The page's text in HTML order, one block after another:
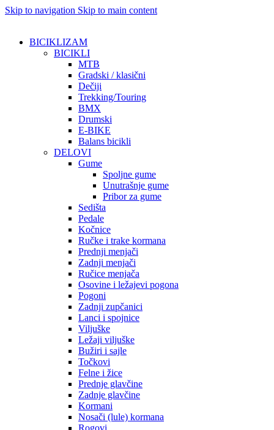
Skip to navigation Skip to main content
BICIKLIZAM
BICIKLI
MTB
Gradski / klasični
Dečiji
Trekking/Touring
BMX
Drumski
E-BIKE
Balans bicikli
DELOVI
Gume
Spoljne gume
Unutrašnje gume
Pribor za gume
Sedišta
Pedale
Kočnice
Ručke i trake kormana
Prednji menjači
Zadnji menjači
Ručice menjača
Osovine i ležajevi pogona
Pogoni
Zadnji zupčanici
Lanci i spojnice
Viljuške
Ležaji viljuške
Bužiri i sajle
Točkovi
Felne i žice
Prednje glavčine
Zadnje glavčine
Kormani
Nosači (lule) kormana
Rogovi